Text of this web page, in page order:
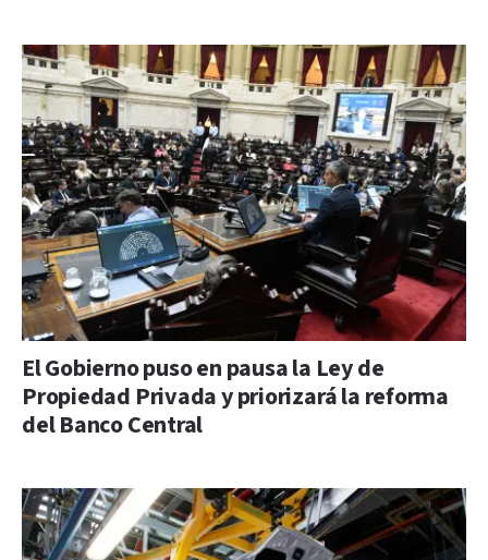
El Gobierno puso en pausa la Ley de
Propiedad Privada y priorizará la reforma
del Banco Central